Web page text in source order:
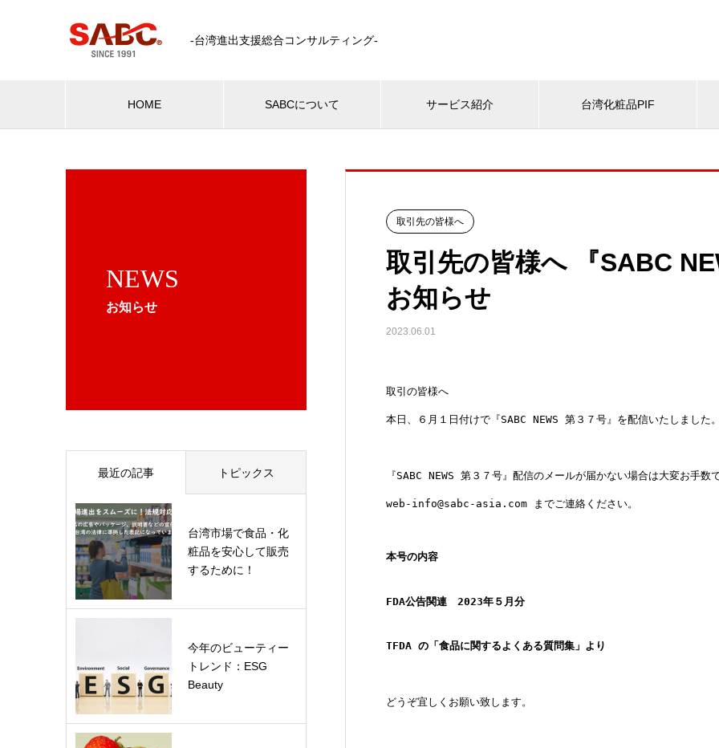
-台湾進出支援総合コンサルティング-
HOME SABCについて サービス紹介 台湾化粧品PIF
NEWS
お知らせ
取引先の皆様へ
取引先の皆様へ 『SABC
お知らせ
2023.06.01
取引の皆様へ
本日、６月１日付けで『SABC NEWS 第３７号』を配信いたしました。
『SABC NEWS 第３７号』配信のメールが届かない場合は大変お手数
web-info@sabc-asia.com までご連絡ください。
本号の内容
FDA公告関連 2023年５月分
TFDA の「食品に関するよくある質問集」より
どうぞ宜しくお願い致します。
最近の記事 トピックス
台湾市場で食品・化
粧品を安心して販売
するために！
今年のビューティー
トレンド：ESG
Beauty